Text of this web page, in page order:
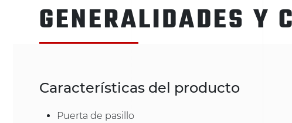
GENERALIDADES Y
Características del producto
Puerta de pasillo